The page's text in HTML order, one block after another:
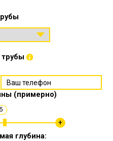
(примерно)
глубина: